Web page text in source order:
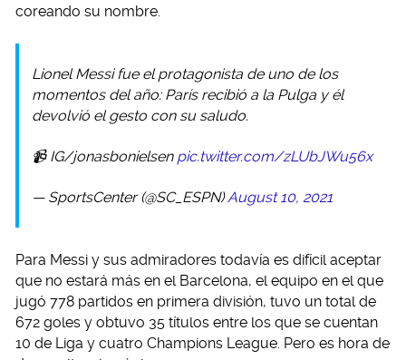
coreando su nombre.
Lionel Messi fue el protagonista de uno de los
momentos del año: París recibió a la Pulga y él
devolvió el gesto con su saludo.
📹 IG/jonasbonielsen pic.twitter.com/zLUbJWu56x
— SportsCenter (@SC_ESPN)August 10, 2021
Para Messi y sus admiradores todavía es difícil aceptar
que no estará más en el Barcelona, el equipo en el que
jugó 778 partidos en primera división, tuvo un total de
672 goles y obtuvo 35 títulos entre los que se cuentan
10 de Liga y cuatro Champions League. Pero es hora de